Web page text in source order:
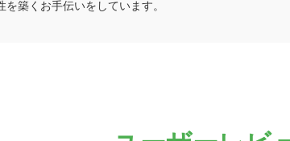
築くお手伝いをしています。